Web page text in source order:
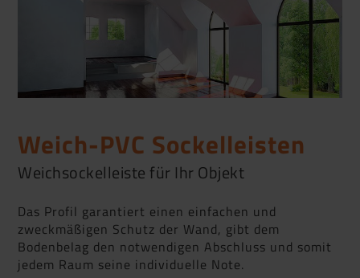
Weich-PVC Sockelleisten
Weichsockelleiste für Ihr Objekt
Das Profil garantiert einen einfachen und
zweckmäßigen Schutz der Wand, gibt dem
Bodenbelag den notwendigen Abschluss und somit
jedem Raum seine individuelle Note.